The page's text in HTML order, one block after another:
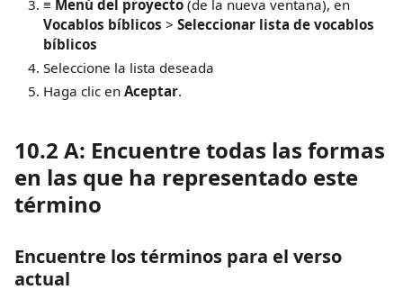
≡ Menú del proyecto (de la nueva ventana), en
Vocablos bíblicos > Seleccionar lista de vocablos
bíblicos
Seleccione la lista deseada
Haga clic en Aceptar.
10.2 A: Encuentre todas las formas
en las que ha representado este
término
Encuentre los términos para el verso
actual